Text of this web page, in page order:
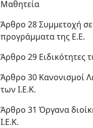
Μαθητεία
Άρθρο 28 Συμμετοχή σε
προγράμματα της Ε.Ε.
Άρθρο 29 Ειδικότητες
Άρθρο 30 Κανονισμοί
των Ι.Ε.Κ.
Άρθρο 31 Όργανα
Ι.Ε.Κ.